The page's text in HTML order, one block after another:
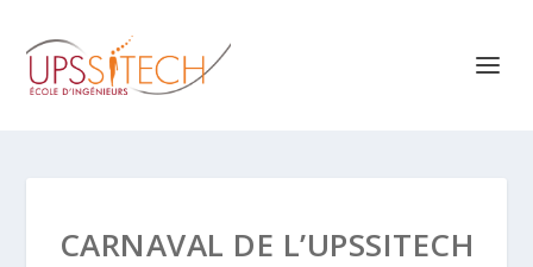
CARNAVAL DE L’UPSSITECH